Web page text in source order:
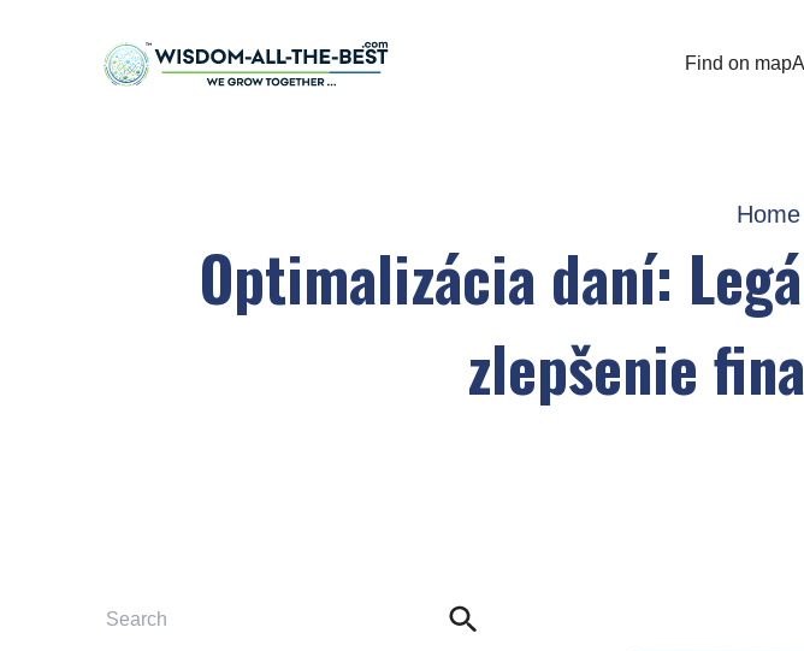
Find on map
Home
Optimalizácia daní:
zlepšenie